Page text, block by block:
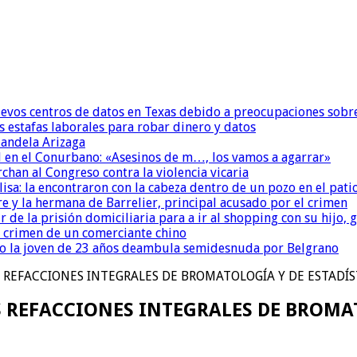
centros de datos en Texas debido a preocupaciones
estafas laborales para robar dinero y datos
Arizaga
el Conurbano: «Asesinos de m…, los vamos a agarrar»
al Congreso contra la violencia vicaria
la encontraron con la cabeza dentro de un pozo en el
y la hermana de Barrelier, principal acusado por el crimen
de la prisión domiciliaria para a ir al shopping con su hijo,
de un comerciante chino
joven de 23 años deambula semidesnuda por Belgrano
INTEGRALES DE BROMATOLOGÍA Y DE
INTEGRALES DE